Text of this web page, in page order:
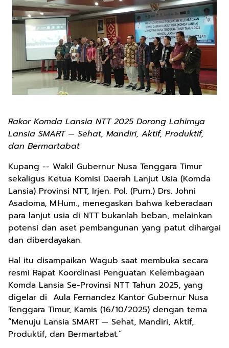
Rakor Komda Lansia NTT 2025 Dorong Lahirnya
Lansia SMART — Sehat, Mandiri, Aktif, Produktif,
dan Bermartabat
Kupang -- Wakil Gubernur Nusa Tenggara Timur
sekaligus Ketua Komisi Daerah Lanjut Usia (Komda
Lansia) Provinsi NTT, Irjen. Pol. (Purn.) Drs. Johni
Asadoma, M.Hum., menegaskan bahwa keberadaan
para lanjut usia di NTT bukanlah beban, melainkan
potensi dan aset pembangunan yang patut dihargai
dan diberdayakan.
Hal itu disampaikan Wagub saat membuka secara
resmi Rapat Koordinasi Penguatan Kelembagaan
Komda Lansia Se-Provinsi NTT Tahun 2025, yang
digelar di Aula Fernandez Kantor Gubernur Nusa
Tenggara Timur, Kamis (16/10/2025) dengan tema
“Menuju Lansia SMART — Sehat, Mandiri, Aktif,
Produktif, dan Bermartabat.”